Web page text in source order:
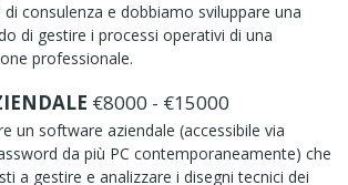
consulenza e dobbiamo sviluppare una
di gestire i processi operativi di una
professionale.
€8000 - €15000
un software aziendale (accessibile via
da più PC contemporaneamente) che
a gestire e analizzare i disegni tecnici dei